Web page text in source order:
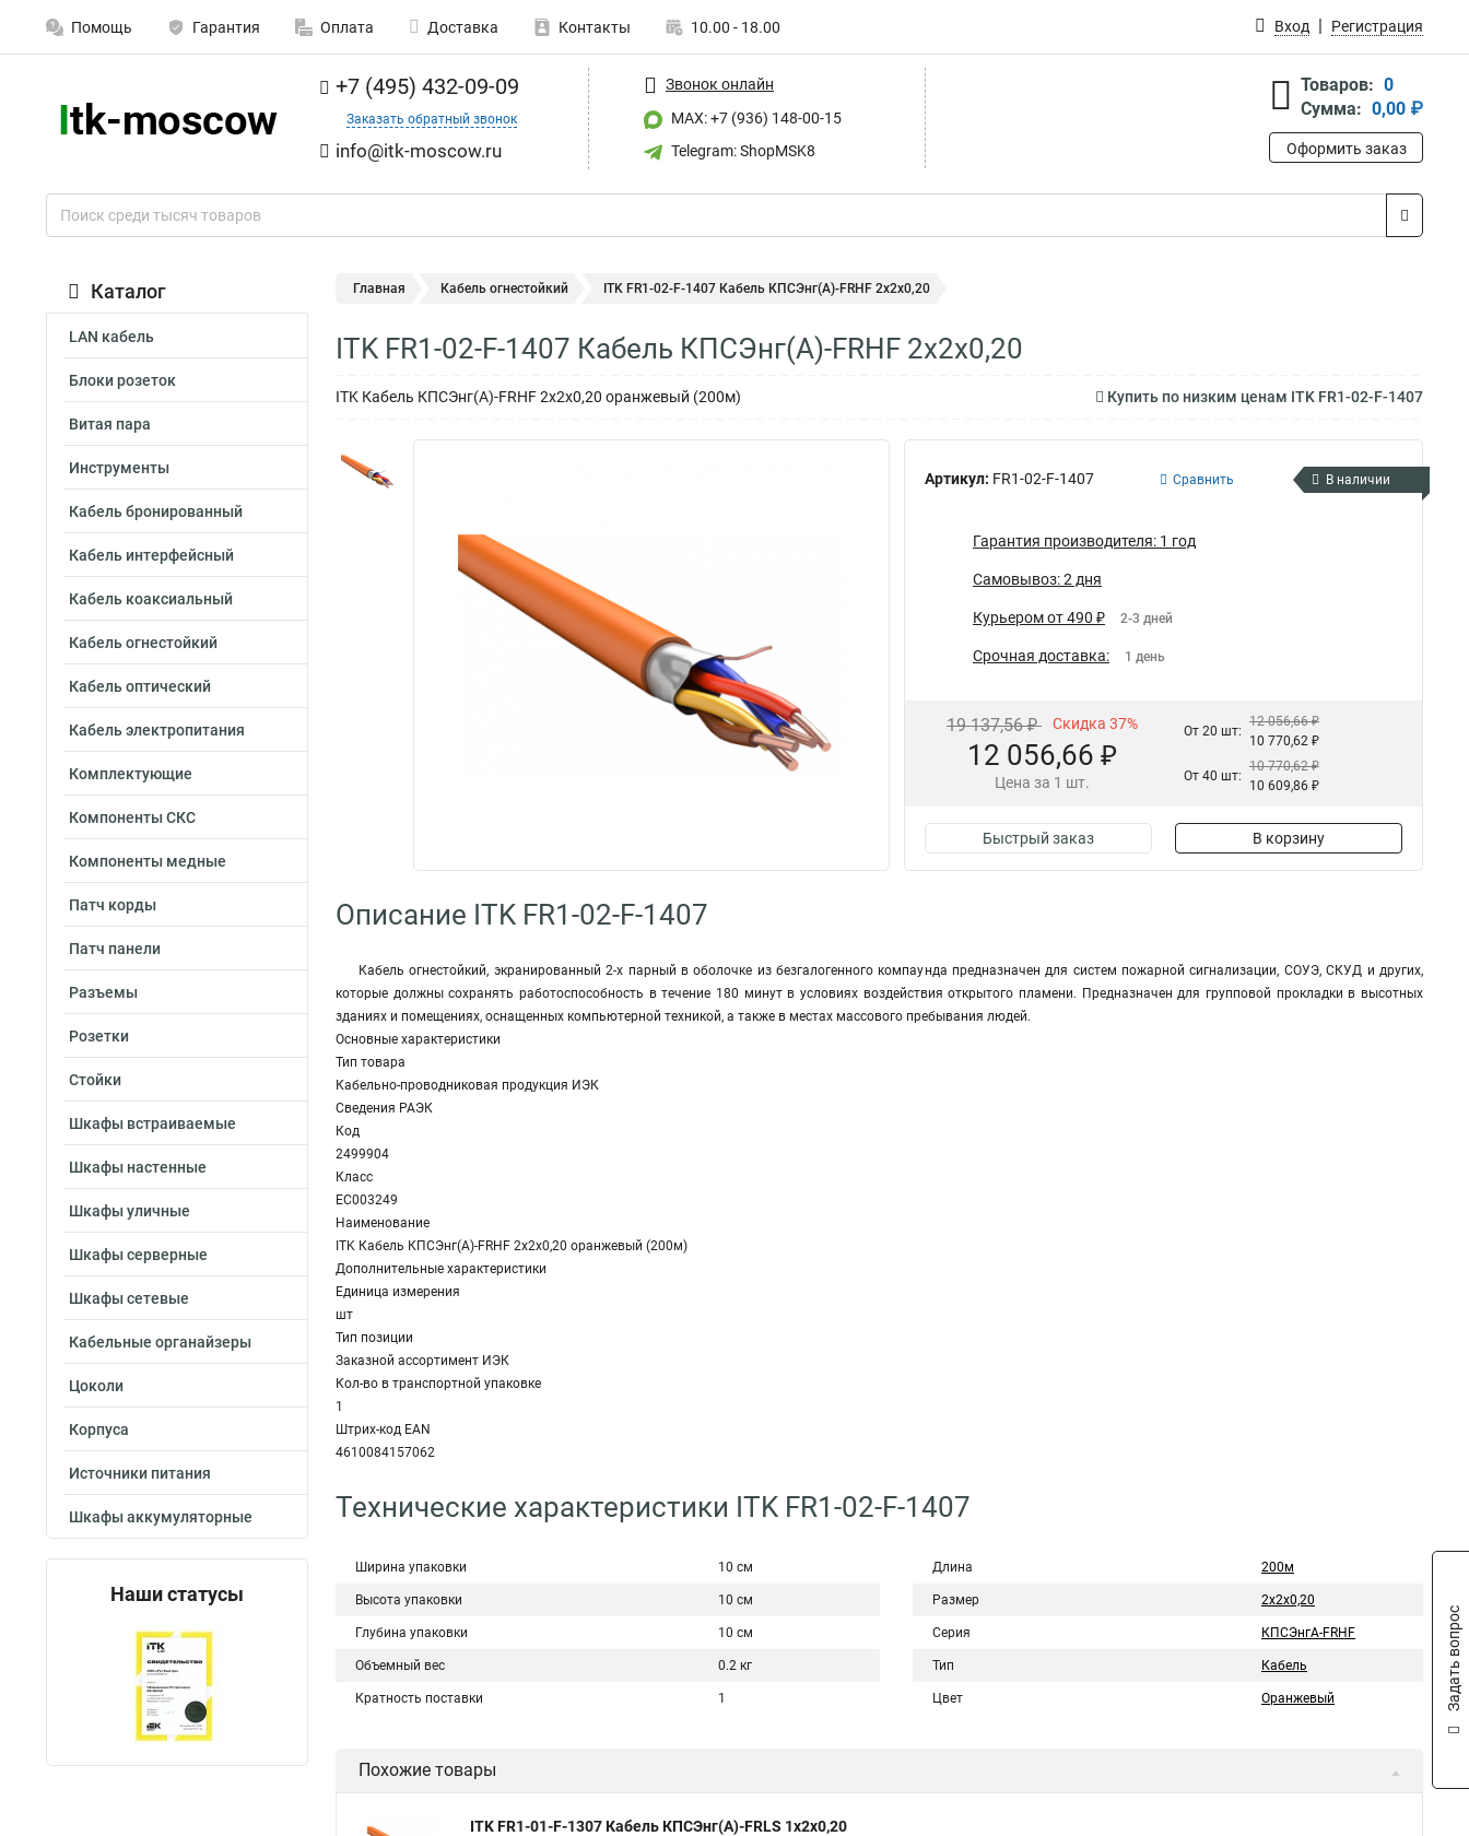
Помощь Гарантия Оплата Доставка Контакты 10.00 - 18.00 Вход Регистрация
+7 (495) 432-09-09
Заказать обратный звонок
info@itk-moscow.ru
Звонок онлайн
MAX: +7 (936) 148-00-15
Telegram: ShopMSK8
Товаров: 0
Сумма: 0,00 ₽
Оформить заказ
Каталог
LAN кабель
Блоки розеток
Витая пара
Инструменты
Кабель бронированный
Кабель интерфейсный
Кабель коаксиальный
Кабель огнестойкий
Кабель оптический
Кабель электропитания
Комплектующие
Компоненты СКС
Компоненты медные
Патч корды
Патч панели
Разъемы
Розетки
Стойки
Шкафы встраиваемые
Шкафы настенные
Шкафы уличные
Шкафы серверные
Шкафы сетевые
Кабельные органайзеры
Цоколи
Корпуса
Источники питания
Шкафы аккумуляторные
Наши статусы
Главная Кабель огнестойкий ITK FR1-02-F-1407 Кабель КПСЭнг(А)-FRHF 2х2х0,20
ITK FR1-02-F-1407 Кабель КПСЭнг(А)-FRHF 2х2х0,20
ITK Кабель КПСЭнг(А)-FRHF 2х2х0,20 оранжевый (200м) Купить по низким ценам ITK FR1-02-F-1407
Артикул: FR1-02-F-1407 Сравнить В наличии
Гарантия производителя: 1 год
Самовывоз: 2 дня
Курьером от 490 ₽ 2-3 дней
Срочная доставка: 1 день
19 137,56 ₽ Скидка 37%
12 056,66 ₽
Цена за 1 шт.
От 20 шт:
12 056,66 ₽
10 770,62 ₽
От 40 шт:
10 770,62 ₽
10 609,86 ₽
Быстрый заказ В корзину
Описание ITK FR1-02-F-1407
Кабель огнестойкий, экранированный 2-х парный в оболочке из безгалогенного компаунда предназначен для систем пожарной сигнализации, СОУЭ, СКУД и других,
которые должны сохранять работоспособность в течение 180 минут в условиях воздействия открытого пламени. Предназначен для групповой прокладки в высотных
зданиях и помещениях, оснащенных компьютерной техникой, а также в местах массового пребывания людей.
Основные характеристики
Тип товара
Кабельно-проводниковая продукция ИЭК
Сведения РАЭК
Код
2499904
Класс
EC003249
Наименование
ITK Кабель КПСЭнг(А)-FRHF 2х2х0,20 оранжевый (200м)
Дополнительные характеристики
Единица измерения
шт
Тип позиции
Заказной ассортимент ИЭК
Кол-во в транспортной упаковке
1
Штрих-код EAN
4610084157062
Технические характеристики ITK FR1-02-F-1407
Ширина упаковки 10 см
Высота упаковки 10 см
Глубина упаковки 10 см
Объемный вес 0.2 кг
Кратность поставки 1
Длина 200м
Размер 2х2х0,20
Серия КПСЭнгА-FRHF
Тип Кабель
Цвет Оранжевый
Похожие товары
ITK FR1-01-F-1307 Кабель КПСЭнг(А)-FRLS 1х2х0,20
Задать вопрос